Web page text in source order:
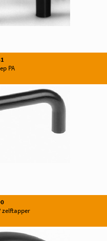
PA
zelftapper